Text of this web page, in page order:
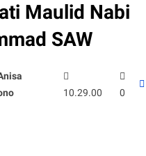
Maulid Nabi
SAW
10.29.00 0